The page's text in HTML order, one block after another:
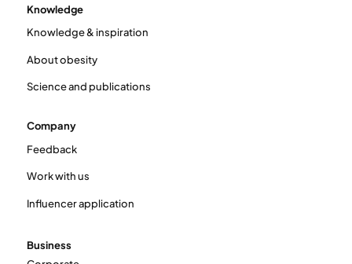
Knowledge
Knowledge & inspiration
About obesity
Science and publications
Company
Feedback
Work with us
Influencer application
Business